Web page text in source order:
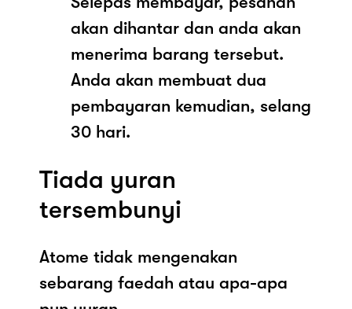
akan dihantar dan anda akan
menerima barang tersebut.
Anda akan membuat dua
pembayaran kemudian, selang
30 hari.
Tiada yuran
tersembunyi
Atome tidak mengenakan
sebarang faedah atau apa-apa